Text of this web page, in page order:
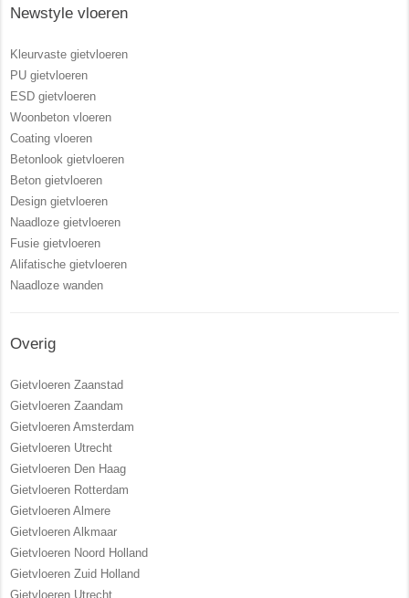
Newstyle vloeren
Kleurvaste gietvloeren
PU gietvloeren
ESD gietvloeren
Woonbeton vloeren
Coating vloeren
Betonlook gietvloeren
Beton gietvloeren
Design gietvloeren
Naadloze gietvloeren
Fusie gietvloeren
Alifatische gietvloeren
Naadloze wanden
Overig
Gietvloeren Zaanstad
Gietvloeren Zaandam
Gietvloeren Amsterdam
Gietvloeren Utrecht
Gietvloeren Den Haag
Gietvloeren Rotterdam
Gietvloeren Almere
Gietvloeren Alkmaar
Gietvloeren Noord Holland
Gietvloeren Zuid Holland
Gietvloeren Utrecht